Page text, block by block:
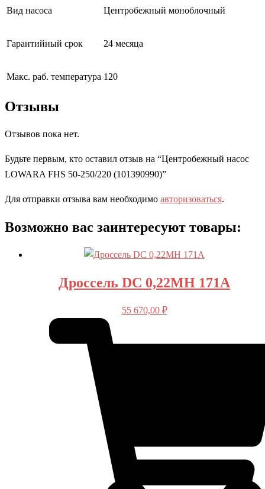
Вид насоса Центробежный моноблочный
Гарантийный срок 24 месяца
Макс. раб. температура 120
Отзывы
Отзывов пока нет.
Будьте первым, кто оставил отзыв на “Центробежный насос
LOWARA FHS 50-250/220 (101390990)”
Для отправки отзыва вам необходимо авторизоваться.
Возможно вас заинтересуют товары:
Дроссель DC 0,22MH 171A
55 670,00 ₽